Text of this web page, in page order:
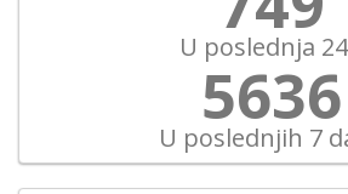
U poslednja
6503
U poslednjih 7